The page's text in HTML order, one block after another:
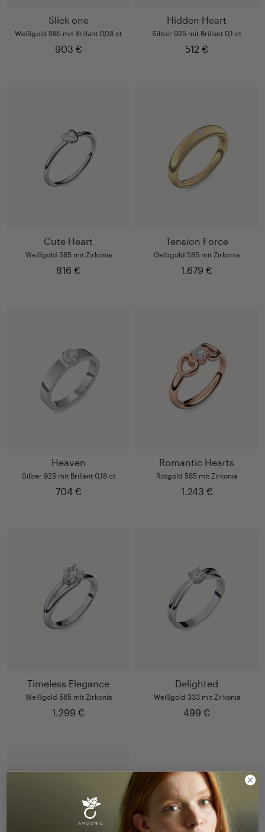
Slick one
Weißgold 585 mit Brillant 0,03 ct
903 €
Hidden Heart
Silber 925 mit Brillant 0,1 ct
512 €
Cute Heart
Weißgold 585 mit Zirkonia
816 €
Tension Force
Gelbgold 585 mit Zirkonia
1.679 €
Heaven
Silber 925 mit Brillant 0,18 ct
704 €
Romantic Hearts
Rotgold 585 mit Zirkonia
1.243 €
Timeless Elegance
Weißgold 585 mit Zirkonia
1.299 €
Delighted
Weißgold 333 mit Zirkonia
499 €